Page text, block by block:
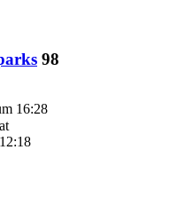
98
16:28